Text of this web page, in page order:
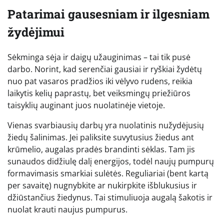
Patarimai gausesniam ir ilgesniam
žydėjimui
Sėkminga sėja ir daigų užauginimas – tai tik pusė
darbo. Norint, kad serenčiai gausiai ir ryškiai žydėtų
nuo pat vasaros pradžios iki vėlyvo rudens, reikia
laikytis kelių paprastų, bet veiksmingų priežiūros
taisyklių auginant juos nuolatinėje vietoje.
Vienas svarbiausių darbų yra nuolatinis nužydėjusių
žiedų šalinimas. Jei paliksite suvytusius žiedus ant
krūmelio, augalas pradės brandinti sėklas. Tam jis
sunaudos didžiulę dalį energijos, todėl naujų pumpurų
formavimasis smarkiai sulėtės. Reguliariai (bent kartą
per savaitę) nugnybkite ar nukirpkite išblukusius ir
džiūstančius žiedynus. Tai stimuliuoja augalą šakotis ir
nuolat krauti naujus pumpurus.